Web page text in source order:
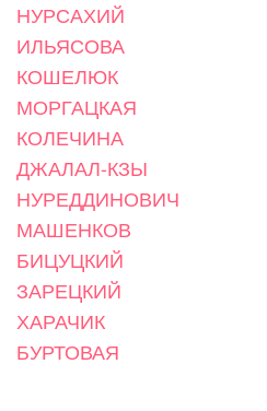
НУРСАХИЙ
ИЛЬЯСОВА
КОШЕЛЮК
МОРГАЦКАЯ
КОЛЕЧИНА
ДЖАЛАЛ-КЗЫ
НУРЕДДИНОВИЧ
МАШЕНКОВ
БИЦУЦКИЙ
ЗАРЕЦКИЙ
ХАРАЧИК
БУРТОВАЯ